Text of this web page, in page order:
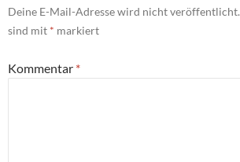
Deine E-Mail-Adresse wird nicht veröffentlicht.
sind mit * markiert
Kommentar *